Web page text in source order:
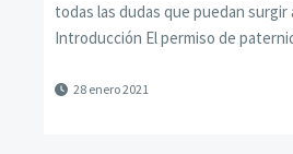
todas las dudas que puedan surgir
Introducción El permiso de
28 enero 2021